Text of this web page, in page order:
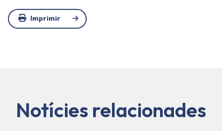
Imprimir
Notícies relacionades